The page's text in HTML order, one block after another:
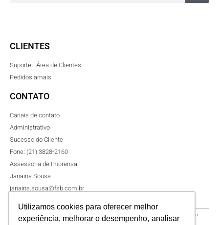
Utilizamos cookies para oferecer melhor
experiência, melhorar o desempenho, analisar
CLIENTES
Suporte - Área de Clientes
Pedidos amais
CONTATO
Canais de contato
Administrativo
Sucesso do Cliente
Fone: (21) 3828-2160
Assessoria de Imprensa
Janaina Sousa
janaina.sousa@fsb.com.br
O seu e-mail será usado com a finalidade de uma oportunidade, envio de conteúdos do
blog sobre gestão escolar, e contato das equipes internas daamais educação.